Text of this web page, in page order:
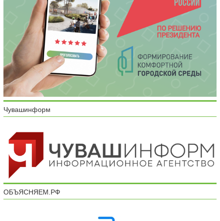
Чувашинформ
ОБЪЯСНЯЕМ.РФ